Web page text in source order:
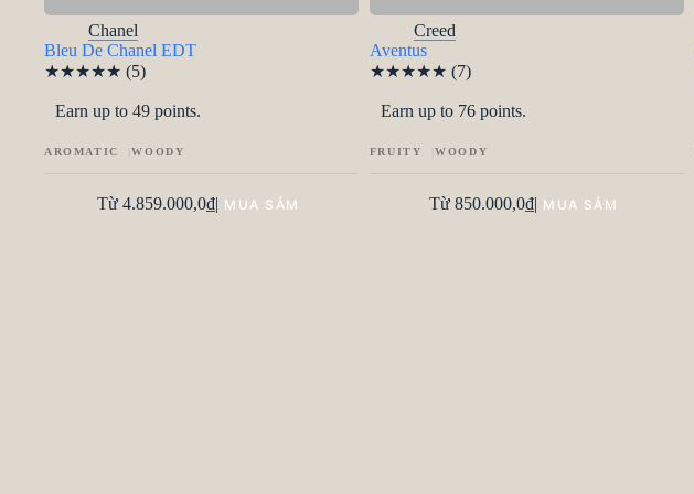
Chanel
Bleu De Chanel EDT
★★★★★ (5)
Earn up to 49 points.
AROMATIC WOODY
Từ4.859.000,0₫|
Creed
Aventus
★★★★★ (7)
Earn up to 76 points.
FRUITY WOODY
Từ850.000,0₫|